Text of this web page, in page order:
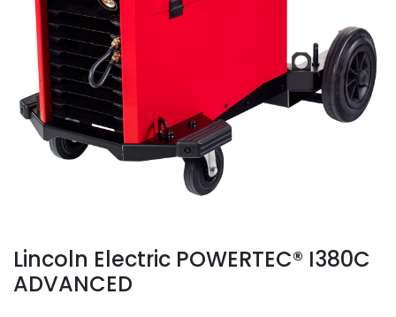
Lincoln Electric POWERTEC® I380C
ADVANCED